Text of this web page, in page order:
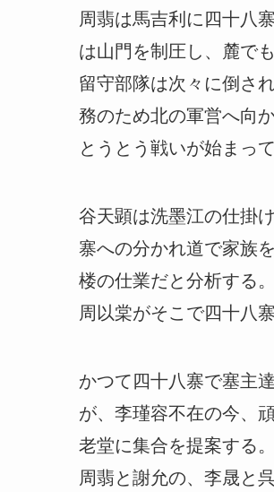
周翡は馬吉利に四十八
は山門を制圧し、麓で
留守部隊は次々に倒さ
務のため北の軍営へ向か
とうとう戦いが始まっ
谷天顕は洗墨江の仕掛
寨への分かれ道で家族
楼の仕業だと分析する。
周以棠がそこで四十八
かつて四十八寨で塞主
が、李瑾容不在の今、
老堂に集合を提案する
周翡と謝允の、李晟と